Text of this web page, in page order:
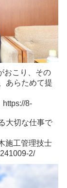
おこり、その
あらためて提
https://8-
大切な仕事で
施工管理技士
2/